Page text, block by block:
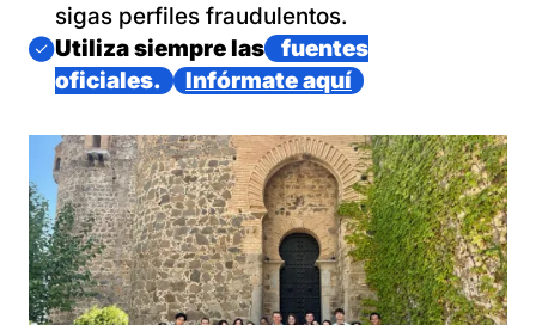
sigas perfiles fraudulentos.
Imagen
Utiliza siempre las
fuentes
oficiales.
Infórmate aquí